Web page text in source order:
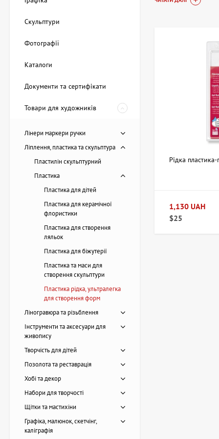
У магазині АртДом
відрізняються за
набори для
барвниками та
Рідка
Ультралегкі
Прозорі та
Кошти з
Як
Рідка
1,130 UAH
$25
Скульптури
Фотографії
Каталоги
Документи та сертифікати
Товари для художників
Лінери маркери ручки
Ліплення, пластика та скульптура
Пластилін скульптурний
Пластика
Пластика для дітей
Пластика для керамічної
флористики
Пластика для створення
ляльок
Пластика для біжутерії
Пластика та маси для
створення скульптури
Пластика рідка, ультралегка
для створення форм
Ліногравюра та різьблення
Інструменти та аксесуари для
живопису
Творчість для дітей
Позолота та реставрація
Хобі та декор
Набори для творчості
Щітки та мастихіни
Графіка, малюнок, скетчінг,
каліграфія